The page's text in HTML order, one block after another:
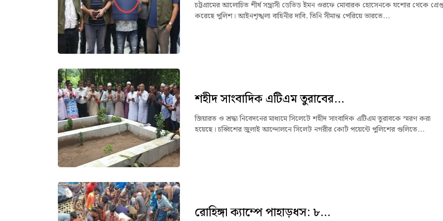
চট্টগ্রামের আলোচিত শীর্ষ সন্ত্রাসী ডেভিড ইমন ওরফে মোবারক হোসেনকে যশোর থেকে
করেছে পুলিশ। আইনশৃঙ্খলা বাহিনীর দাবি, তিনি সীমান্ত পেরিয়ে ভারতে...
শহীদ সাংবাদিক এটিএম তুরাবের...
জিয়ারত ও শ্রদ্ধা নিবেদনের মাধ্যমে সিলেটে শহীদ সাংবাদিক এটিএম তুরাবকে স্মরণ করা
হয়েছে। চব্বিশের জুলাই আন্দোলনে সিলেট নগরীর কোর্ট পয়েন্টে পুলিশের গুলিতে...
রোহিঙ্গা ক্যাম্পে পাহাড়ধস: ৮...